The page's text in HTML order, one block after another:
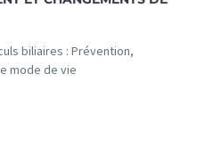
biliaires : Prévention,
mode de vie